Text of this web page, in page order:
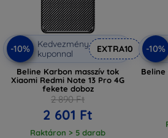
-10%
Kedvezmény
kuponnal
EXTRA10
Beline Karbon masszív tok
Xiaomi Redmi Note 13 Pro 4G
fekete doboz
2 890 Ft
2 601 Ft
Raktáron > 5 darab
-10%
Beline